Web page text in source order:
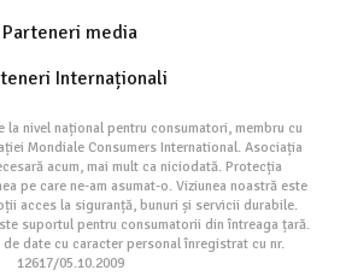
Parteneri media
Internaționali
la nivel național pentru consumatori, membru cu
Mondiale Consumers International. Asociația
acum, mai mult ca niciodată. Protecția
pe care ne-am asumat-o. Viziunea noastră este
acces la siguranță, bunuri și servicii durabile.
suportul pentru consumatorii din întreaga țară.
date cu caracter personal înregistrat cu nr.
12617/05.10.2009